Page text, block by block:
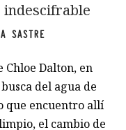
indescifrable
SASTRE
Chloe Dalton, en
del agua de
que encuentro allí
el cambio de